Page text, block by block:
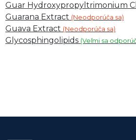
Guar Hydroxypropyltrimonium
Guarana Extract (Neodporúča sa)
Guava Extract (Neodporúča sa)
Glycosphingolipids (Veľmi sa